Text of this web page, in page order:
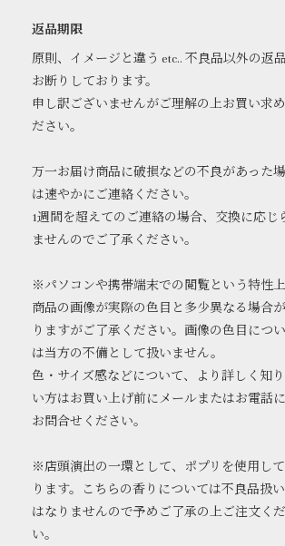
返品期限
原則、イメージと違う etc.. 不良品以外の返
お断りしております。
申し訳ございませんがご理解の上お買い求め
ださい。
万一お届け商品に破損などの不良があった
は速やかにご連絡ください。
1週間を超えてのご連絡の場合、交換に応じ
ませんのでご了承ください。
※パソコンや携帯端末での閲覧という特性上
商品の画像が実際の色目と多少異なる場合
りますがご了承ください。画像の色目につ
は当方の不備として扱いません。
色・サイズ感などについて、より詳しく知
い方はお買い上げ前にメールまたはお電話
お問合せください。
※店頭演出の一環として、ポプリを使用し
ります。こちらの香りについては不良品扱
はなりませんので予めご了承の上ご注文く
い。